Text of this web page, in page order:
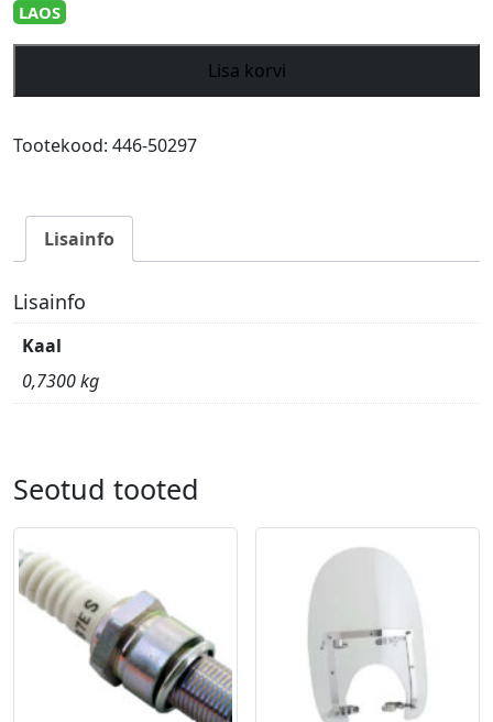
LAOS
Mulcher
CombiT
cutting
deck
kogus
Lisa korvi
Tootekood: 446-50297
Lisainfo
Lisainfo
Kaal
0,7300 kg
Seotud tooted